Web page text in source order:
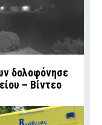
δολοφόνησε
– Βίντεο